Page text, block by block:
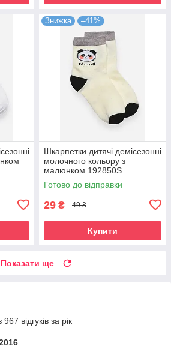
Знижка –41%
Шкарпетки дитячі демісезонні
молочного кольору з
малюнком 192850S
Готово до відправки
29 ₴ 49 ₴
Купити
Показати ще
відгуків за рік